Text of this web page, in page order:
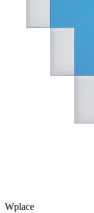
Wplace